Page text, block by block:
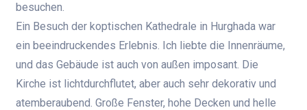
besuchen.
Ein Besuch der koptischen Kathedrale in Hurghada war
ein beeindruckendes Erlebnis. Ich liebte die Innenräume,
und das Gebäude ist auch von außen imposant. Die
Kirche ist lichtdurchflutet, aber auch sehr dekorativ und
atemberaubend. Große Fenster, hohe Decken und helle